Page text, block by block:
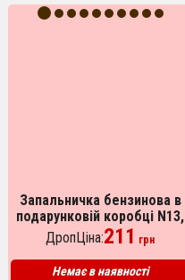
Запальничка бензинова в
подарунковій коробці N13,
подарункові запальнички,
подарунок запальничка
хлопцю.
ДропЦіна:211 грн
Немає в наявності